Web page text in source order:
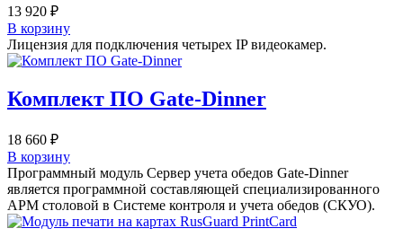
13 920 ₽
В корзину
Лицензия для подключения четырех IP видеокамер.
Комплект ПО Gate-Dinner
18 660 ₽
В корзину
Программный модуль Сервер учета обедов Gate-Dinner
является программной составляющей специализированного
АРМ столовой в Системе контроля и учета обедов (СКУО).